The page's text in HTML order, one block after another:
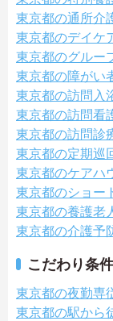
東京都の通所介
東京都のデイケ
東京都のグルー
東京都の障がい
東京都の訪問入
東京都の訪問看
東京都の訪問診
東京都の定期巡
東京都のケアハ
東京都のショー
東京都の養護老
東京都の介護予
こだわり条件
東京都の夜勤専
東京都の駅から